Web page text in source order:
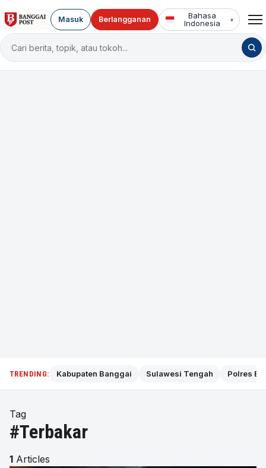
Cari
berita
Masuk Berlangganan
Bahasa
Indonesia
▾
TRENDING: Kabupaten Banggai Sulawesi Tengah Polres
Tag
#Terbakar
1 Articles